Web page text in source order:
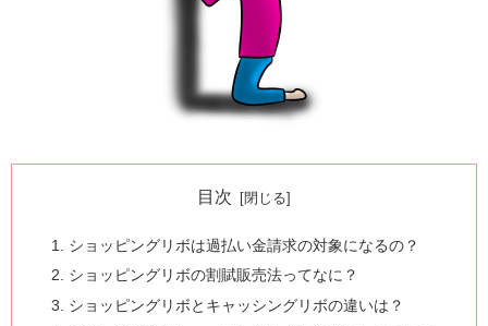
目次
ショッピングリボは過払い金請求の対象になるの？
ショッピングリボの割賦販売法ってなに？
ショッピングリボとキャッシングリボの違いは？